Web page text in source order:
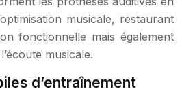
musicale, restaurant
fonctionnelle mais également
musicale.
d’entraînement